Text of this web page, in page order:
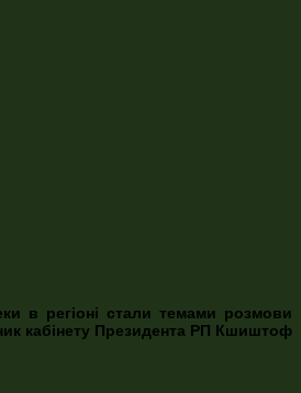
в регіоні стали темами розмови
кабінету Президента РП Кшиштоф